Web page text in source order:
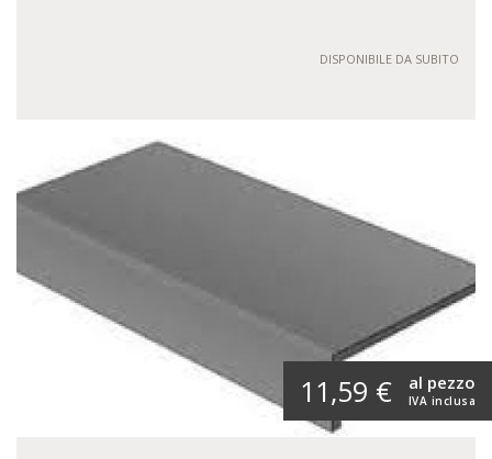
DISPONIBILE DA SUBITO
11,59 € IVA inclusa
al pezzo